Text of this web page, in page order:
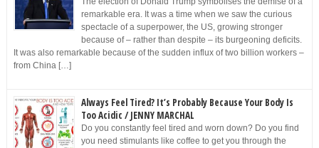
remarkable era. It was a time when we saw the curious
spectacle of a superpower, the US, growing stronger
because of – rather than despite – its burgeoning deficits.
It was also remarkable because of the sudden influx of two billion workers –
from China […]
Always Feel Tired? It’s Probably Because Your Body Is
Too Acidic / JENNY MARCHAL
Do you constantly feel tired and worn down? Do you find
you need stimulants like coffee to get you through the